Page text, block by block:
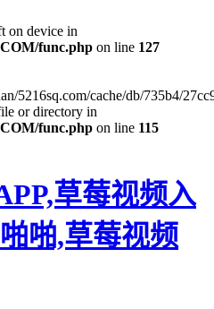
on device in
func.php on line 127
5216sq.com/cache/db/735b4/
or directory in
func.php on line 115
草莓视频入
啪,草莓视频